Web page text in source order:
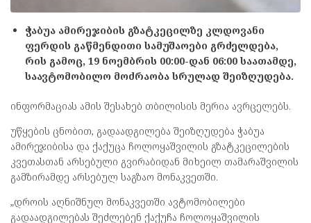
ჭაბუა ამირეჯიბის გზატკეცილზე კლდოვანი
ფერდის გაწმენდითი სამუშაოები გრძელდება,
რის გამოც, 19 ნოემბრის 00:00-დან 06:00 საათამდე,
საავტომობილო მოძრაობა სრულად შეიზღუდება.
ინფორმაციას ამის შესახებ თბილისის მერია ავრცელებს.
უწყების ცნობით, გადაადგილება შეიზღუდება ჭაბუა
ამირეჯიბისა და ქაქუცა ჩოლოყაშვილის გზატკეცილების
კვეთასთან არსებული გვირაბიდან მიხეილ თამარაშვილის
გამზირამდე არსებულ საგზაო მონაკვეთში.
„დროის აღნიშნულ მონაკვეთში ავტომობილები
გადაადგილებას შეძლებენ ქაქუჩა ჩოლოყაშვილის